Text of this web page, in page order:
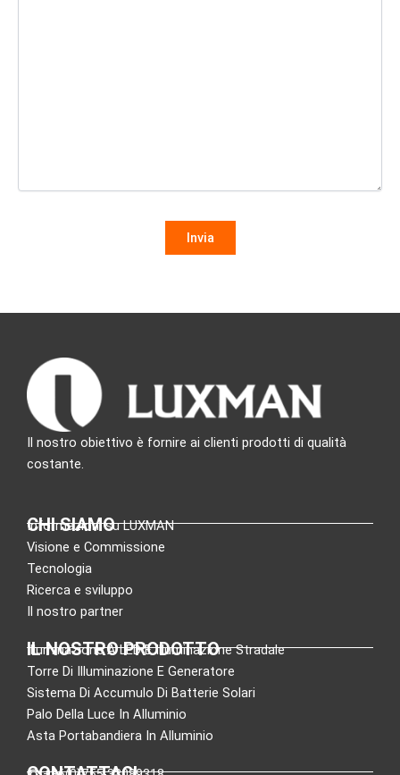
Il nostro obiettivo è fornire ai clienti prodotti di qualità
costante.
CHI SIAMO
Informazioni su LUXMAN
Visione e Commissione
Tecnologia
Ricerca e sviluppo
Il nostro partner
IL NOSTRO PRODOTTO
Illuminazione A LED E Illuminazione Stradale
Torre Di Illuminazione E Generatore
Sistema Di Accumulo Di Batterie Solari
Palo Della Luce In Alluminio
Asta Portabandiera In Alluminio